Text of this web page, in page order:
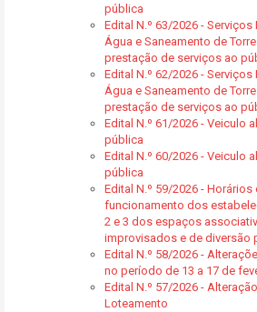
pública
Edital N.º 63/2026 -
Água e Saneamento de
prestação de serviços ao
Edital N.º 62/2026 -
Água e Saneamento de
prestação de serviços ao
Edital N.º 61/2026 - Veiculo
pública
Edital N.º 60/2026 - Veiculo
pública
Edital N.º 59/2026 -
funcionamento dos
2 e 3 dos espaços
improvisados e de diversão
Edital N.º 58/2026 -
no período de 13 a 17 de
Edital N.º 57/2026 -
Loteamento